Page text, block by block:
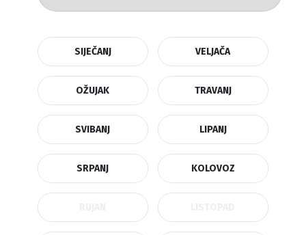
SIJEČANJ VELJAČA
OŽUJAK TRAVANJ
SVIBANJ LIPANJ
SRPANJ KOLOVOZ